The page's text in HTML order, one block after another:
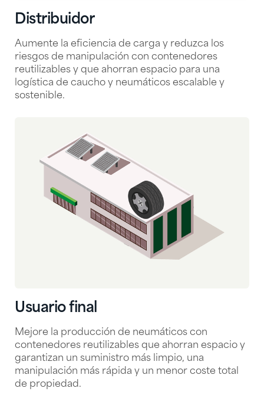
Distribuidor
Aumente la eficiencia de carga y reduzca los
riesgos de manipulación con contenedores
reutilizables y que ahorran espacio para una
logística de caucho y neumáticos escalable y
sostenible.
Usuario final
Mejore la producción de neumáticos con
contenedores reutilizables que ahorran espacio y
garantizan un suministro más limpio, una
manipulación más rápida y un menor coste total
de propiedad.